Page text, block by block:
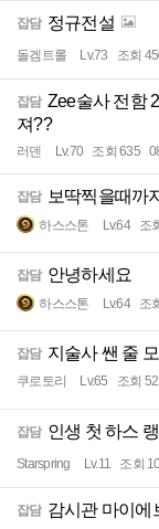
잡담 정규전설
돌겜트롤 Lv.73 조회
잡담 Zee술사 전함
져??
러덴 Lv.70 조회 635
잡담 보딱찍을때까
하스스톤 Lv.64 조
잡담 안녕하세요
하스스톤 Lv.64 조
잡담 지술사 쌘 줄
쿠로토리 Lv.65 조회
잡담 인생 첫 하스
Starspring Lv.11 조회
잡담 감시관 마이에